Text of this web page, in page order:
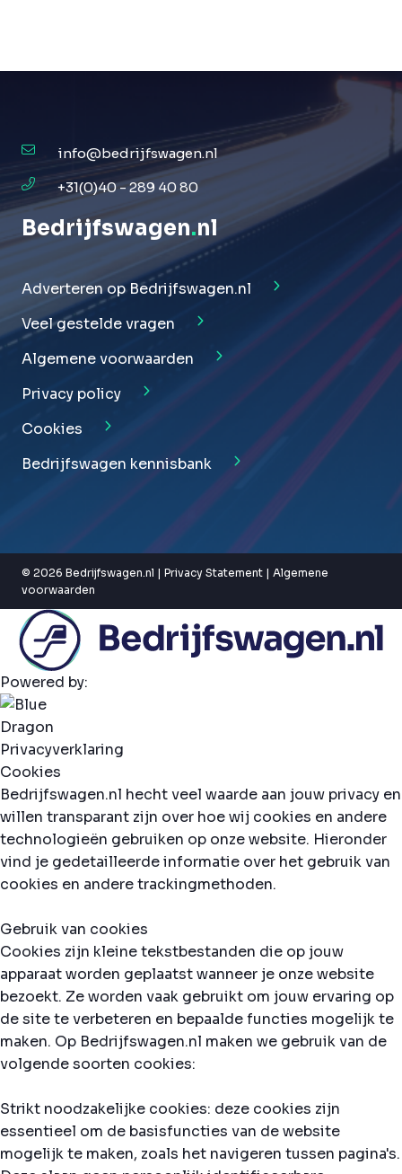
info@bedrijfswagen.nl
+31(0)40 - 289 40 80
Bedrijfswagen.nl
Adverteren op Bedrijfswagen.nl
Veel gestelde vragen
Algemene voorwaarden
Privacy policy
Cookies
Bedrijfswagen kennisbank
© 2026 Bedrijfswagen.nl | Privacy Statement | Algemene
voorwaarden
Powered by:
Privacyverklaring
Cookies
Bedrijfswagen.nl hecht veel waarde aan jouw privacy en
willen transparant zijn over hoe wij cookies en andere
technologieën gebruiken op onze website. Hieronder
vind je gedetailleerde informatie over het gebruik van
cookies en andere trackingmethoden.
Gebruik van cookies
Cookies zijn kleine tekstbestanden die op jouw
apparaat worden geplaatst wanneer je onze website
bezoekt. Ze worden vaak gebruikt om jouw ervaring op
de site te verbeteren en bepaalde functies mogelijk te
maken. Op Bedrijfswagen.nl maken we gebruik van de
volgende soorten cookies:
Strikt noodzakelijke cookies: deze cookies zijn
essentieel om de basisfuncties van de website
mogelijk te maken, zoals het navigeren tussen pagina's.